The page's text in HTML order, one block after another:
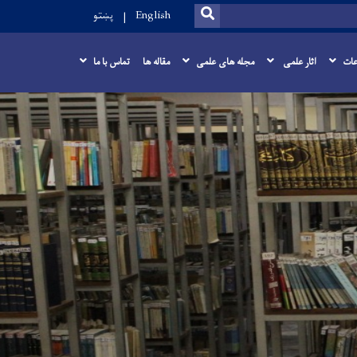
SEARCH
English پښتو
اثار علمی مجله های علمی مقاله ها تماس با ما